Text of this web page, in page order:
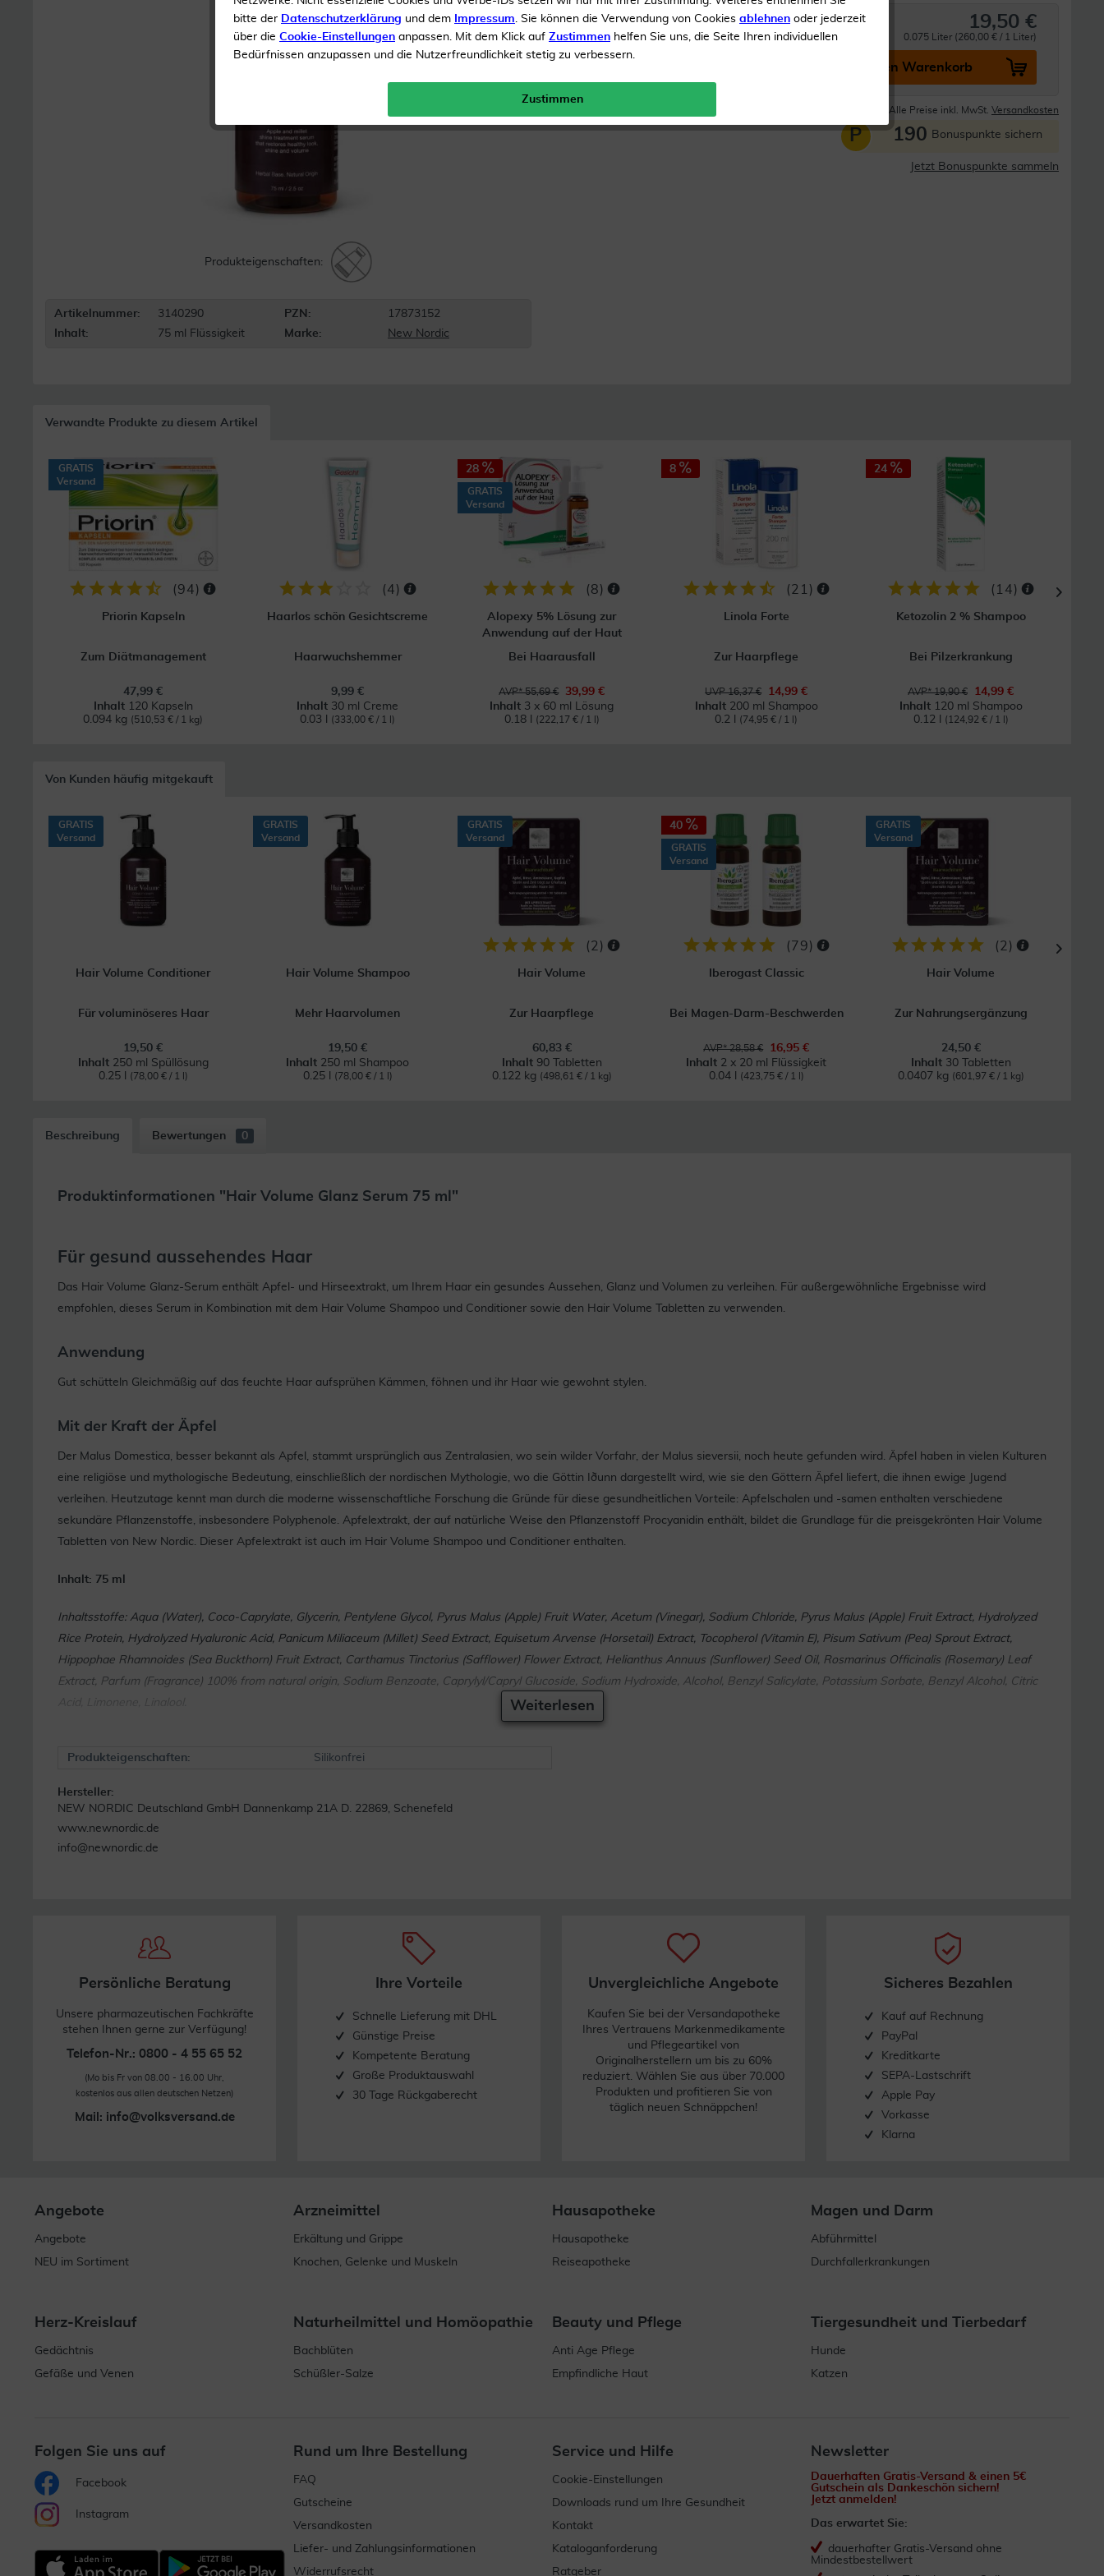
Produkteigenschaften:
Artikelnummer: 3140290 PZN:
17873152
Inhalt:
75 ml Flüssigkeit Marke: New Nordic
Inhalt75 ml Flüssigkeit 19,50 €
0.075 Liter (260,00 € / 1 Liter)
In den Warenkorb
Alle Preise inkl. MwSt. Versandkosten
P 190 Bonuspunkte sichern
Jetzt Bonuspunkte sammeln
Verwandte Produkte zu diesem Artikel
GRATIS
Versand
(94)
Priorin Kapseln
Zum Diätmanagement
47,99 €
Inhalt 120 Kapseln
0.094 kg (510,53 € / 1 kg)
(4)
Haarlos schön Gesichtscreme
Haarwuchshemmer
9,99 €
Inhalt 30 ml Creme
0.03 l
(333,00 € / 1 l)
28
GRATIS
Versand
(8)
Alopexy 5% Lösung zur
Anwendung auf der Haut
Bei Haarausfall
AVP* 55,69 €
39,99 €
Inhalt 3 x 60 ml Lösung
0.18 l
(222,17 € / 1 l)
8
(21 )
Linola Forte
Zur Haarpflege
UVP 16,37 €
14,99 €
Inhalt 200 ml Shampoo
0.2 l
(74,95 € / 1 l)
24
( 14)
Ketozolin 2 % Shampoo
Bei Pilzerkrankung
AVP* 19,90 €
14,99 €
Inhalt 120 ml Shampoo
0.12 l
(124,92 € / 1 l)
Von Kunden häufig mitgekauft
GRATIS
Versand
Hair Volume Conditioner
Für voluminöseres Haar
19,50 €
Inhalt 250 ml Spüllösung
0.25 l
(78,00 € / 1 l)
GRATIS
Versand
Hair Volume Shampoo
Mehr Haarvolumen
19,50 €
Inhalt 250 ml Shampoo
0.25 l
(78,00 € / 1 l)
GRATIS
Versand
(2 )
Hair Volume
Zur Haarpflege
60,83 €
Inhalt 90 Tabletten
0.122 kg (498,61 € / 1 kg)
40
GRATIS
Versand
( 79)
Iberogast Classic
Bei Magen-Darm-Beschwerden
AVP* 28,58 €
16,95 €
Inhalt 2 x 20 ml Flüssigkeit
0.04 l
(423,75 € / 1 l)
GRATIS
Versand
(2 )
Hair Volume
Zur Nahrungsergänzung
24,50 €
Inhalt 30 Tabletten
0.0407 kg (601,97 € / 1 kg)
Beschreibung Bewertungen 0
Produktinformationen "Hair Volume Glanz Serum 75 ml"
Für gesund aussehendes Haar
Das Hair Volume Glanz-Serum enthält Apfel- und Hirseextrakt, um Ihrem Haar ein gesundes Aussehen, Glanz und Volumen zu verleihen. Für außergewöhnliche Ergebnisse wird
empfohlen, dieses Serum in Kombination mit dem Hair Volume Shampoo und Conditioner sowie den Hair Volume Tabletten zu verwenden.
Anwendung
Gut schütteln Gleichmäßig auf das feuchte Haar aufsprühen Kämmen, föhnen und ihr Haar wie gewohnt stylen.
Mit der Kraft der Äpfel
Der Malus Domestica, besser bekannt als Apfel, stammt ursprünglich aus Zentralasien, wo sein wilder Vorfahr, der Malus sieversii, noch heute gefunden wird. Äpfel haben in vielen Kulturen
eine religiöse und mythologische Bedeutung, einschließlich der nordischen Mythologie, wo die Göttin Iðunn dargestellt wird, wie sie den Göttern Äpfel liefert, die ihnen ewige Jugend
verleihen. Heutzutage kennt man durch die moderne wissenschaftliche Forschung die Gründe für diese gesundheitlichen Vorteile: Apfelschalen und -samen enthalten verschiedene
sekundäre Pflanzenstoffe, insbesondere Polyphenole. Apfelextrakt, der auf natürliche Weise den Pflanzenstoff Procyanidin enthält, bildet die Grundlage für die preisgekrönten Hair Volume
Tabletten von New Nordic. Dieser Apfelextrakt ist auch im Hair Volume Shampoo und Conditioner enthalten.
Inhalt: 75 ml
Inhaltsstoffe: Aqua (Water), Coco-Caprylate, Glycerin, Pentylene Glycol, Pyrus Malus (Apple) Fruit Water, Acetum (Vinegar), Sodium Chloride, Pyrus Malus (Apple) Fruit Extract, Hydrolyzed
Rice Protein, Hydrolyzed Hyaluronic Acid, Panicum Miliaceum (Millet) Seed Extract, Equisetum Arvense (Horsetail) Extract, Tocopherol (Vitamin E), Pisum Sativum (Pea) Sprout Extract,
Hippophae Rhamnoides (Sea Buckthorn) Fruit Extract, Carthamus Tinctorius (Safflower) Flower Extract, Helianthus Annuus (Sunflower) Seed Oil, Rosmarinus Officinalis (Rosemary) Leaf
Extract, Parfum (Fragrance) 100% from natural origin, Sodium Benzoate, Caprylyl/Capryl Glucoside, Sodium Hydroxide, Alcohol, Benzyl Salicylate, Potassium Sorbate, Benzyl Alcohol, Citric
Weiterlesen
Produkteigenschaften: Silikonfrei
Hersteller:
NEW NORDIC Deutschland GmbH Dannenkamp 21A D. 22869, Schenefeld
www.newnordic.de
info@newnordic.de
Persönliche Beratung
Unsere pharmazeutischen Fachkräfte
stehen Ihnen gerne zur Verfügung!
Telefon-Nr.: 0800 - 4 55 65 52
(Mo bis Fr von 08.00 - 16.00 Uhr,
kostenlos aus allen deutschen Netzen)
Mail: info@volksversand.de
Ihre Vorteile
Schnelle Lieferung mit DHL
Günstige Preise
Kompetente Beratung
Große Produktauswahl
30 Tage Rückgaberecht
Unvergleichliche Angebote
Kaufen Sie bei der Versandapotheke
Ihres Vertrauens Markenmedikamente
und Pflegeartikel von
Originalherstellern um bis zu 60%
reduziert. Wählen Sie aus über 70.000
Produkten und profitieren Sie von
täglich neuen Schnäppchen!
Sicheres Bezahlen
Kauf auf Rechnung
PayPal
Kreditkarte
SEPA-Lastschrift
Apple Pay
Vorkasse
Klarna
Angebote
Angebote
NEU im Sortiment
Arzneimittel
Erkältung und Grippe
Knochen, Gelenke und Muskeln
Hausapotheke
Hausapotheke
Reiseapotheke
Magen und Darm
Abführmittel
Durchfallerkrankungen
Herz-Kreislauf
Gedächtnis
Gefäße und Venen
Naturheilmittel und Homöopathie
Bachblüten
Schüßler-Salze
Beauty und Pflege
Anti Age Pflege
Empfindliche Haut
Tiergesundheit und Tierbedarf
Hunde
Katzen
Folgen Sie uns auf
Facebook
Instagram
Rund um Ihre Bestellung
FAQ
Gutscheine
Versandkosten
Liefer- und Zahlungsinformationen
Widerrufsrecht
Service und Hilfe
Cookie-Einstellungen
Downloads rund um Ihre Gesundheit
Kontakt
Kataloganforderung
Ratgeber
Newsletter
Dauerhaften Gratis-Versand & einen 5€
Gutschein als Dankeschön sichern!
Jetzt anmelden!
Das erwartet Sie:
dauerhafter Gratis-Versand ohne
Mindestbestellwert
bitte der Datenschutzerklärung und dem Impressum. Sie können die Verwendung von Cookies ablehnen oder jederzeit
über die Cookie-Einstellungen anpassen. Mit dem Klick auf Zustimmen helfen Sie uns, die Seite Ihren individuellen
Bedürfnissen anzupassen und die Nutzerfreundlichkeit stetig zu verbessern.
Zustimmen